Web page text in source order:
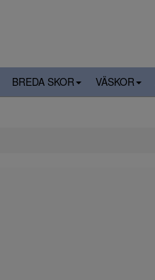
BREDA SKOR VÄSKOR